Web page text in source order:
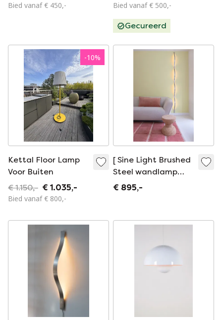
Bied vanaf € 450,-
Bied vanaf € 500,-
Gecureerd
-10%
Kettal Floor Lamp
Voor Buiten
€ 1.150,- € 1.035,-
Bied vanaf € 800,-
[ Sine Light Brushed
Steel wandlamp
door David Derksen
€ 895,-